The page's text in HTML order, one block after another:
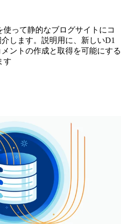
って静的なブログサイトにコ
します。説明用に、新しいD1
ントの作成と取得を可能にする
す